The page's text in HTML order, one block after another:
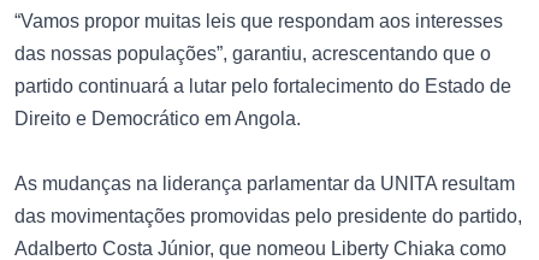
“Vamos propor muitas leis que respondam aos interesses
das nossas populações”, garantiu, acrescentando que o
partido continuará a lutar pelo fortalecimento do Estado de
Direito e Democrático em Angola.
As mudanças na liderança parlamentar da UNITA resultam
das movimentações promovidas pelo presidente do partido,
Adalberto Costa Júnior, que nomeou Liberty Chiaka como